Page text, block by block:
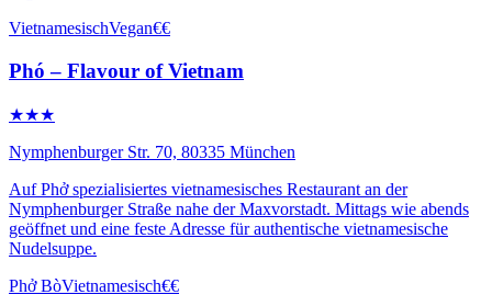
VietnamesischVegan€€
Phó – Flavour of Vietnam
★★★
Nymphenburger Str. 70, 80335 München
Auf Phở spezialisiertes vietnamesisches Restaurant an der
Nymphenburger Straße nahe der Maxvorstadt. Mittags wie abends
geöffnet und eine feste Adresse für authentische vietnamesische
Nudelsuppe.
Phở BòVietnamesisch€€